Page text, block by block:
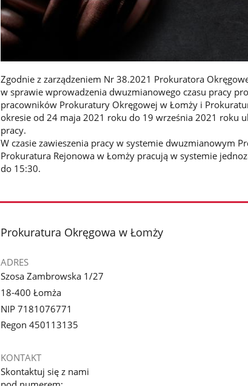
Zgodnie z zarządzeniem Nr 38.2021 Prokuratora
w sprawie wprowadzenia dwuzmianowego czasu pracy
pracowników Prokuratury Okręgowej w Łomży i
okresie od 24 maja 2021 roku do 19 września 2021 roku
pracy.
W czasie zawieszenia pracy w systemie dwuzmianowym
Prokuratura Rejonowa w Łomży pracują w systemie
do 15:30.
stopka
Prokuratura Okręgowa w Łomży
ADRES
Szosa Zambrowska 1/27
18-400 Łomża
NIP 7181076771
Regon 450113135
KONTAKT
Skontaktuj się z nami